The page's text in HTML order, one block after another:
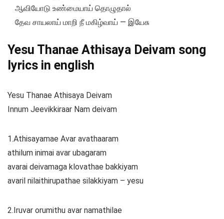
ஆவியோடு உண்மையாய் தொழுதால்
தேவ சாயலாய் மாறி நீ மகிழ்வாய் — இயேசு
Yesu Thanae Athisaya Deivam song
lyrics in english
Yesu Thanae Athisaya Deivam
Innum Jeevikkiraar Nam deivam
1.Athisayamae Avar avathaaram
athilum inimai avar ubagaram
avarai deivamaga klovathae bakkiyam
avaril nilaithirupathae silakkiyam – yesu
2.Iruvar orumithu avar namathilae